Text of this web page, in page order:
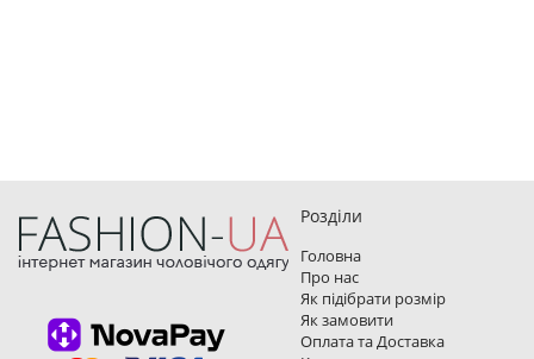
Розділи
Головна
Про нас
Як підібрати розмір
Як замовити
Оплата та Доставка